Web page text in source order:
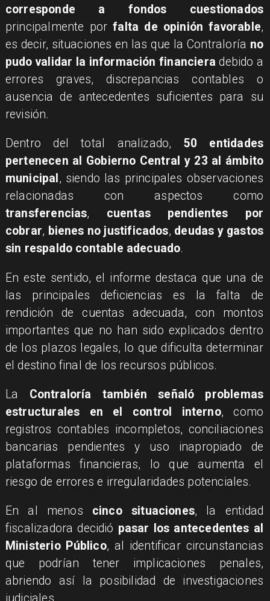
corresponde a fondos cuestionados
principalmente porfalta de opinión favorable,
es decir, situaciones en las que la Contraloría no
pudo validar la información financiera debido a
errores graves, discrepancias contables o
ausencia de antecedentes suficientes para su
revisión.
Dentro del total analizado, 50 entidades
pertenecen al Gobierno Central y 23 al ámbito
municipal , siendo las principales observaciones
relacionadas con aspectos como
transferencias, cuentas pendientes por
cobrar, bienes no justificados, deudas y gastos
sin respaldo contable adecuado.
En este sentido, el informe destaca que una de
las principales deficiencias es la falta de
rendición de cuentas adecuada, con montos
importantes que no han sido explicados dentro
de los plazos legales, lo que dificulta determinar
el destino final de los recursos públicos.
La Contraloría también señaló problemas
estructurales en el control interno, como
registros contables incompletos, conciliaciones
bancarias pendientes y uso inapropiado de
plataformas financieras, lo que aumenta el
riesgo de errores e irregularidades potenciales.
En al menos cinco situaciones, la entidad
fiscalizadora decidió pasar los antecedentes al
Ministerio Público, al identificar circunstancias
que podrían tener implicaciones penales,
abriendo así la posibilidad de investigaciones